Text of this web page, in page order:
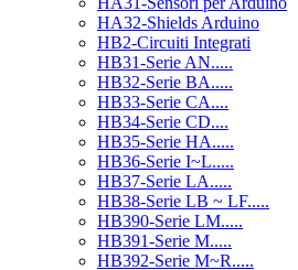
HA32-Shields Arduino
HB2-Circuiti Integrati
HB31-Serie AN.....
HB32-Serie BA.....
HB33-Serie CA....
HB34-Serie CD....
HB35-Serie HA.....
HB36-Serie I~L.....
HB37-Serie LA.....
HB38-Serie LB ~ LF.....
HB390-Serie LM.....
HB391-Serie M.....
HB392-Serie M~R.....